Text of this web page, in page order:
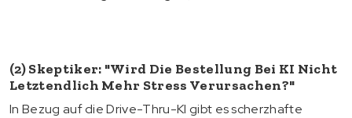
(2) Skeptiker: "Wird Die Bestellung Bei KI Nicht
Letztendlich Mehr Stress Verursachen?"
In Bezug auf die Drive-Thru-KI gibt es scherzhafte